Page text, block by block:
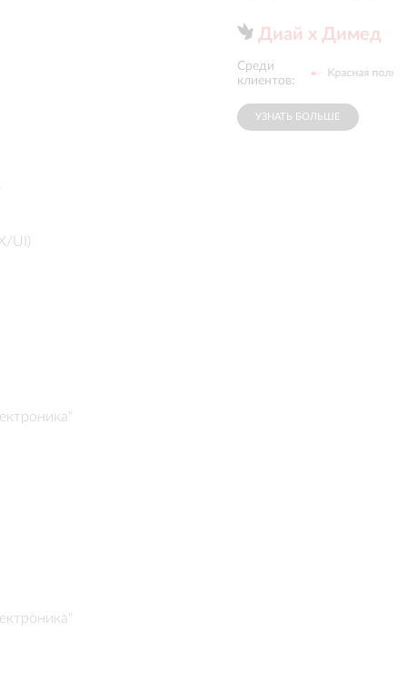
UI)
Диай х Димед
Среди
клиентов:
Группа компаний
Медси
Красная поляна
УЗНАТЬ БОЛЬШЕ